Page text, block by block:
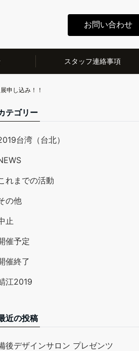
お問い合わせ
スタッフ連絡事項
申し込み！！
テゴリー
台湾（台北）
れまでの活動
の他
止
催予定
催終了
江2019
近の投稿
後デザインサロン プレゼンツ